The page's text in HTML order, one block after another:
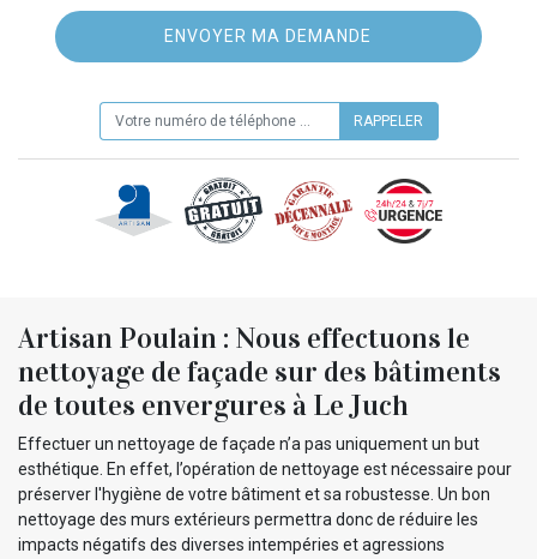
Artisan Poulain : Nous effectuons le
nettoyage de façade sur des bâtiments
de toutes envergures à Le Juch
Effectuer un nettoyage de façade n’a pas uniquement un but
esthétique. En effet, l’opération de nettoyage est nécessaire pour
préserver l'hygiène de votre bâtiment et sa robustesse. Un bon
nettoyage des murs extérieurs permettra donc de réduire les
impacts négatifs des diverses intempéries et agressions